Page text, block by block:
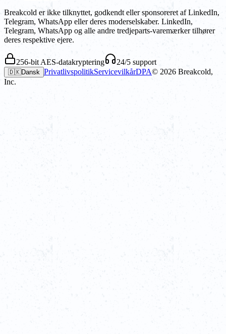
Breakcold er ikke tilknyttet, godkendt eller sponsoreret af LinkedIn,
Telegram, WhatsApp eller deres moderselskaber. LinkedIn,
Telegram, WhatsApp og alle andre tredjeparts-varemærker tilhører
deres respektive ejere.
256-bit AES-datakryptering 24/5 support
🇩🇰Dansk PrivatlivspolitikServicevilkårDPA© 2026 Breakcold,
Inc.